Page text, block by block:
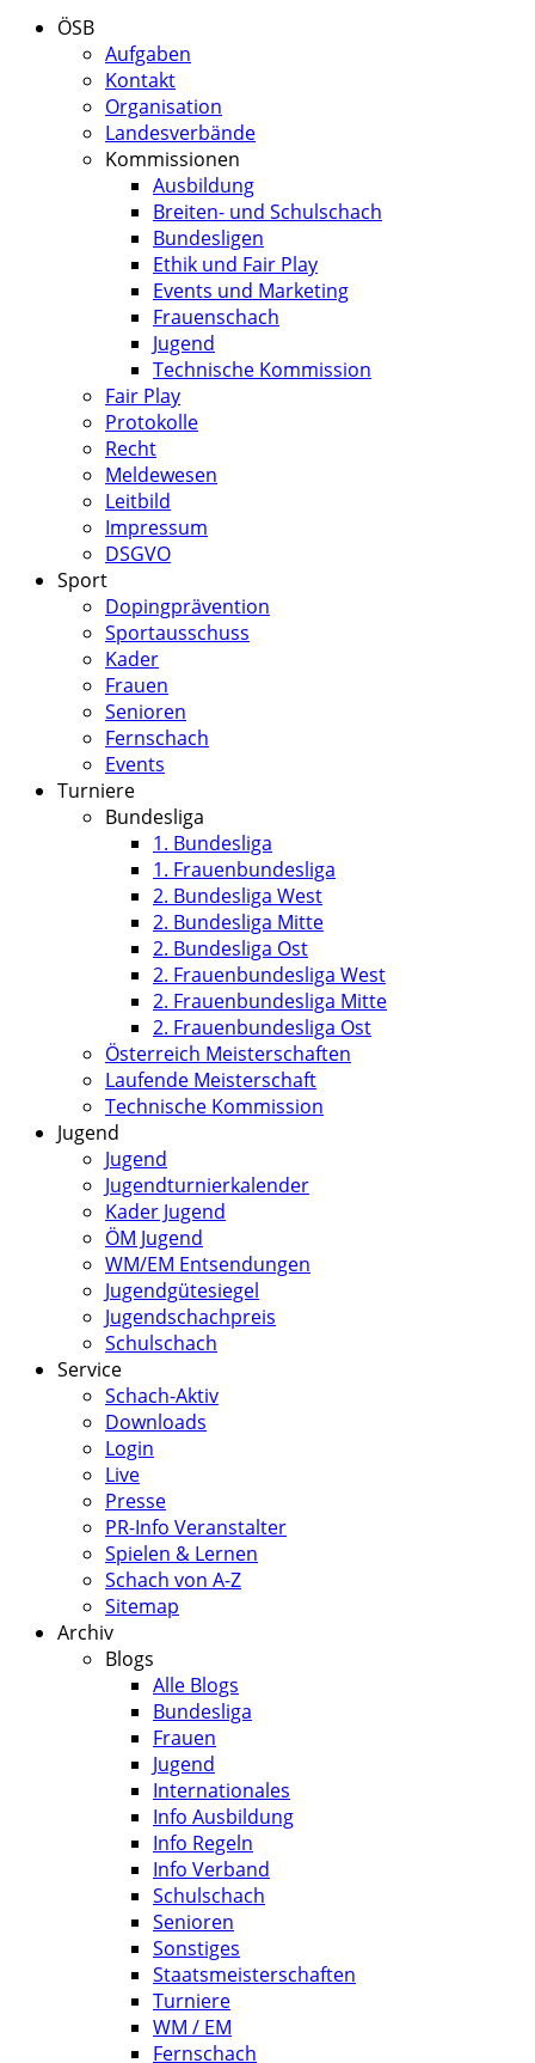
ÖSB
Aufgaben
Kontakt
Organisation
Landesverbände
Kommissionen
Ausbildung
Breiten- und Schulschach
Bundesligen
Ethik und Fair Play
Events und Marketing
Frauenschach
Jugend
Technische Kommission
Fair Play
Protokolle
Recht
Meldewesen
Leitbild
Impressum
DSGVO
Sport
Dopingprävention
Sportausschuss
Kader
Frauen
Senioren
Fernschach
Events
Turniere
Bundesliga
1. Bundesliga
1. Frauenbundesliga
2. Bundesliga West
2. Bundesliga Mitte
2. Bundesliga Ost
2. Frauenbundesliga West
2. Frauenbundesliga Mitte
2. Frauenbundesliga Ost
Österreich Meisterschaften
Laufende Meisterschaft
Technische Kommission
Jugend
Jugend
Jugendturnierkalender
Kader Jugend
ÖM Jugend
WM/EM Entsendungen
Jugendgütesiegel
Jugendschachpreis
Schulschach
Service
Schach-Aktiv
Downloads
Login
Live
Presse
PR-Info Veranstalter
Spielen & Lernen
Schach von A-Z
Sitemap
Archiv
Blogs
Alle Blogs
Bundesliga
Frauen
Jugend
Internationales
Info Ausbildung
Info Regeln
Info Verband
Schulschach
Senioren
Sonstiges
Staatsmeisterschaften
Turniere
WM / EM
Fernschach